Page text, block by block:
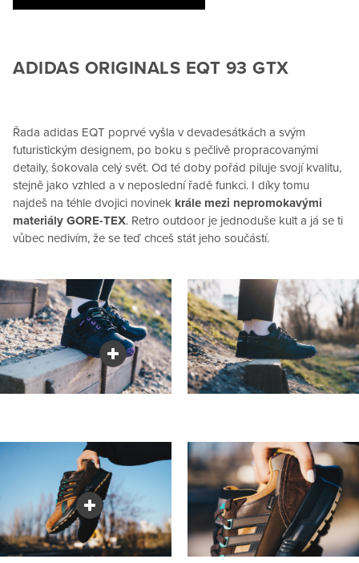
ADIDAS ORIGINALS EQT 93 GTX
Řada adidas EQT poprvé vyšla v devadesátkách a svým
futuristickým designem, po boku s pečlivě propracovanými
detaily, šokovala celý svět. Od té doby pořád piluje svojí kvalitu,
stejně jako vzhled a v neposlední řadě funkci. I díky tomu
najdeš na téhle dvojici novinek krále mezi nepromokavými
materiály GORE-TEX. Retro outdoor je jednoduše kult a já se ti
vůbec nedivím, že se teď chceš stát jeho součástí.